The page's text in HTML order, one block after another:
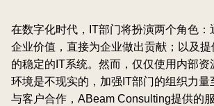
在数字化时代，IT部门将扮演两个角色：
企业价值，直接为企业做出贡献；以及
的稳定的IT系统。然而，仅仅使用内部资
环境是不现实的，加强IT部门的组织力量
与客户合作，ABeam Consulting提供的